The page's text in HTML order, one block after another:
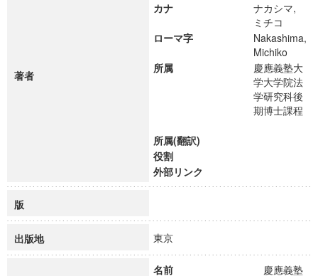
著者
カナ
ナカシマ,
ミチコ
ローマ字
Nakashima,
Michiko
所属
慶應義塾大
学大学院法
学研究科後
期博士課程
所属(翻訳)
役割
外部リンク
版
出版地 東京
名前 慶應義塾